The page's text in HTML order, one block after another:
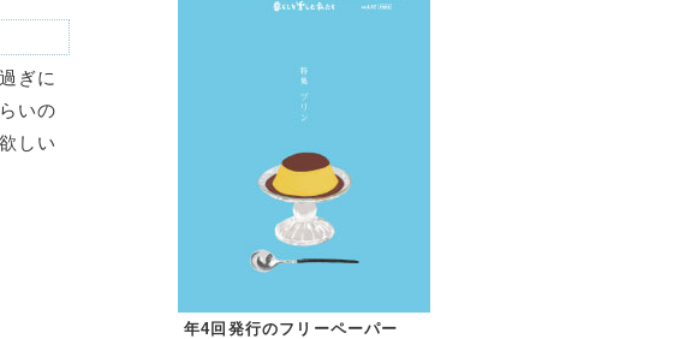
ぎに
いの
しい
年4回発行のフリーペーパー